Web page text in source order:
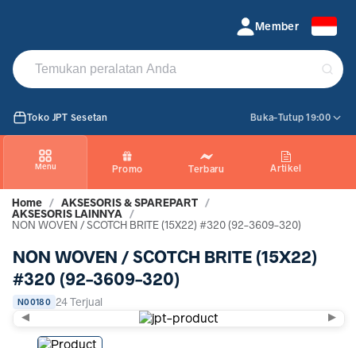
NON WOVEN SCOTCH BRITE (15X22) #320 (92-3609-320)
Member
Toko JPT Sesetan Buka-Tutup 19:00
Menu Promo Terbaru Artikel
Home / AKSESORIS & SPAREPART /
AKSESORIS LAINNYA /
NON WOVEN / SCOTCH BRITE (15X22) #320 (92-3609-320)
◀ ▶
NON WOVEN / SCOTCH BRITE (15X22)
#320 (92-3609-320)
N00180 24 Terjual